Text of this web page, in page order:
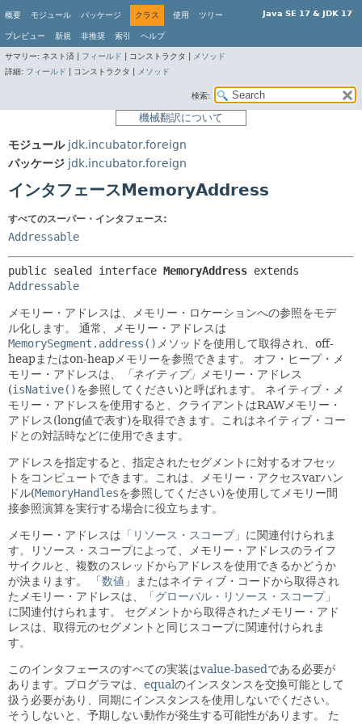
Java SE 17 & JDK 17
概要 モジュール パッケージ クラス 使用 ツリー
プレビュー 新規 非推奨 索引 ヘルプ
サマリー: ネスト済 | フィールド コンストラクタ |
メソッド
詳細: フィールド コンストラクタ | メソッド
検索:
機械翻訳について
モジュール jdk.incubator.foreign
パッケージ jdk.incubator.foreign
インタフェースMemoryAddress
すべてのスーパー・インタフェース:
Addressable
public sealed interface MemoryAddress
Addressable
メモリー・アドレスは、メモリー・ロケーションへの参照をモデ
ル化します。
通常、メモリー・アドレスは
MemorySegment.address() メソッドを使用して取得され、off-
heapまたはon-heapメモリーを参照できます。
オフ・ヒープ・メ
モリー・アドレスは、
「ネイティブ」
メモリー・アドレス
(isNative()を参照してください)と呼ばれます。
ネイティブ・メ
モリー・アドレスを使用すると、クライアントはRAWメモリー・
アドレス(long値で表す)を取得できます。これはネイティブ・コー
ドとの対話時などに使用できます。
アドレスを指定すると、指定されたセグメントに対するオフセッ
トをコンピュートできます。これは、メモリー・アクセスvarハン
ドル(MemoryHandlesを参照してください)を使用してメモリー間
接参照演算を実行する場合に役立ちます。
メモリー・アドレスは 「リソース・スコープ」 に関連付けられま
す。リソース・スコープによって、メモリー・アドレスのライフ
サイクルと、複数のスレッドからアドレスを使用できるかどうか
が決まります。
「数値」
またはネイティブ・コードから取得され
たメモリー・アドレスは、
「グローバル・リソース・スコープ」
に関連付けられます。
セグメントから取得されたメモリー・アド
レスは、取得元のセグメントと同じスコープに関連付けられま
す。
このインタフェースのすべての実装はvalue-based である必要が
あります。プログラマは、 equalのインスタンスを交換可能として
扱う必要があり、同期にインスタンスを使用しないでください。
そうしないと、予期しない動作が発生する可能性があります。
た